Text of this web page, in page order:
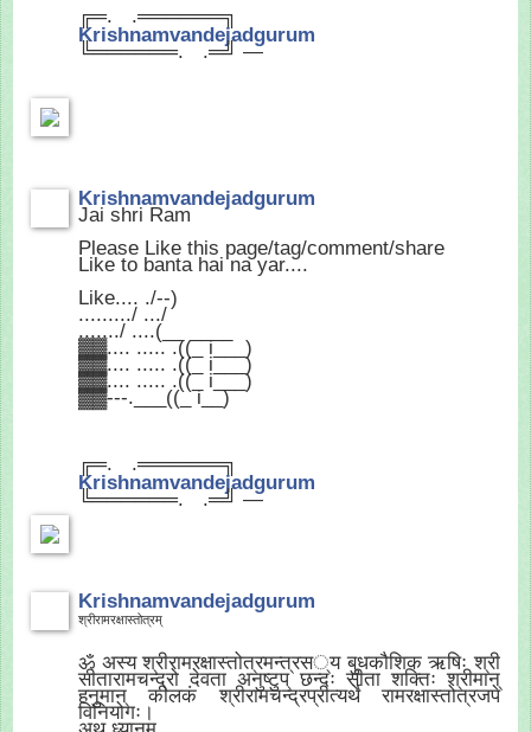
╔═.
.══════╗
Krishnamvandejadgurum
╚══════. .═╝ —
Krishnamvandejadgurum
Jai shri Ram
Please Like this page/tag/comment/share
Like to banta hai na yar....
Like.... ./--)
........./ .../
......./ ....(__ ____
▓▓.... ..... .((_ i___)
▓▓.... ..... .((_ i___)
▓▓.... ..... .((_ i___)
▓▓---.___((_ i__)
╔═.
.══════╗
Krishnamvandejadgurum
╚══════. .═╝ —
Krishnamvandejadgurum
श्रीरामरक्षास्तोत्रम्
ॐ अस्य श्रीरामरक्षास्तोत्रमन्त्रस्य बुधकौशिक ऋषिः श्री
सीतारामचन्द्रो देवता अनुष्टुप् छन्दः सीता शक्तिः श्रीमान्
हनुमान् कीलकं श्रीरामचन्द्रप्रीत्यर्थे रामरक्षास्तोत्रजपे
विनियोगः।